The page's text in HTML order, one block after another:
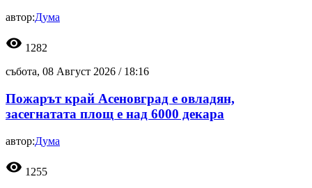
автор:Дума
visibility 1282
събота, 08 Август 2026 / 18:16
Пожарът край Асеновград е овладян,
засегнатата площ е над 6000 декара
автор:Дума
visibility 1255